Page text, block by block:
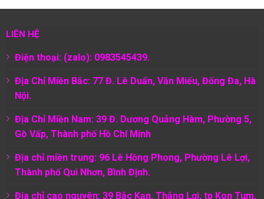
LIÊN HỆ
Điện thoại: (zalo): 0983545439.
Địa Chỉ Miền Bắc: 77 Đ. Lê Duẩn, Văn Miếu, Đống Đa, Hà
Nội.
Địa Chỉ Miền Nam: 39 Đ. Dương Quảng Hàm, Phường 5,
Gò Vấp, Thành phố Hồ Chí Minh
Địa chỉ miền trung: 96 Lê Hồng Phong, Phường Lê Lợi,
Thành phố Qui Nhơn, Bình Định.
Địa chỉ cao nguyên: 39 Bắc Kạn, Thắng Lợi, tp Kon Tum,